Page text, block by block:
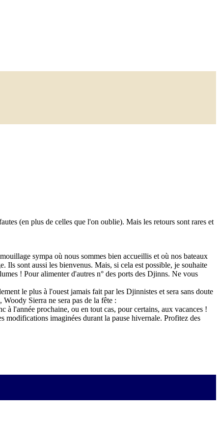
(en plus de celles que l'on oublie). Mais les retours sont rares et
sympa où nous sommes bien accueillis et où nos bateaux
Ils sont aussi les bienvenus. Mais, si cela est possible, je souhaite
! Pour alimenter d'autres n° des ports des Djinns. Ne vous
le plus à l'ouest jamais fait par les Djinnistes et sera sans doute
Sierra ne sera pas de la fête :
à l'année prochaine, ou en tout cas, pour certains, aux vacances !
modifications imaginées durant la pause hivernale. Profitez des